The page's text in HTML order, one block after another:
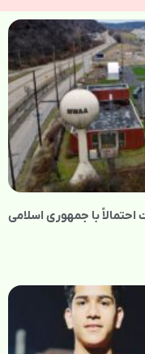
به سامانه آب‌رسانی ۱۲ ایالت احتمالاً با جمهوری اسلامی